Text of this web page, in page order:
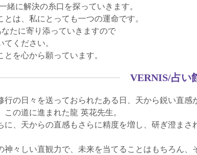
緒に解決の糸口を探っていきます。
は、私にとっても一つの運命です。
たに寄り添っていきますので
ください。
を心から願っています。
VERNIS/占い
行の日々を送っておられたある日、天から鋭い直
の道に進まれた龍 英花先生。
に、天からの直感もさらに精度を増し、研ぎ澄ま
神々しい直観力で、未来を当てることはもちろん